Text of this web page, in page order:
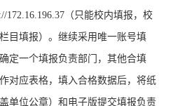
172.16.196.37（只能校内填报，校
目填报）。继续采用唯一账号填
定一个填报负责部门，其他合填
对应表格，填入合格数据后，将纸
单位公章）和电子版提交填报负责